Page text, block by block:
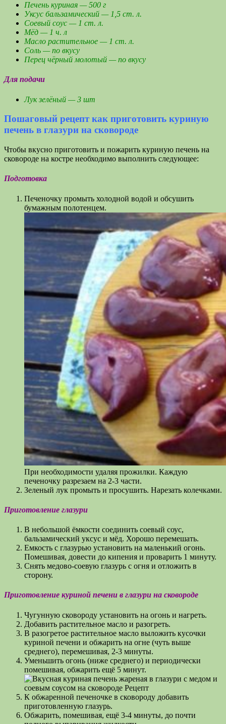
Печень куриная — 500 г
Уксус бальзамический — 1,5 ст. л.
Соевый соус — 1 ст. л.
Мёд — 1 ч. л
Масло растительное — 1 ст. л.
Соль — по вкусу
Перец чёрный молотый — по вкусу
Для подачи
Лук зелёный — 3 шт
Пошаговый рецепт как приготовить куриную
печень в глазури на сковороде
Чтобы вкусно приготовить и пожарить куриную печень на
сковороде на костре необходимо выполнить следующее:
Подготовка
Печеночку промыть холодной водой и обсушить
бумажным полотенцем.
При необходимости удаляя прожилки. Каждую
печеночку разрезаем на 2-3 части.
Зеленый лук промыть и просушить. Нарезать колечками.
Приготовление глазури
В небольшой ёмкости соединить соевый соус,
бальзамический уксус и мёд. Хорошо перемешать.
Емкость с глазурью установить на маленький огонь.
Помешивая, довести до кипения и проварить 1 минуту.
Снять медово-соевую глазурь с огня и отложить в
сторону.
Приготовление куриной печени в глазури на сковороде
Чугунную сковороду установить на огонь и нагреть.
Добавить растительное масло и разогреть.
В разогретое растительное масло выложить кусочки
куриной печени и обжарить на огне (чуть выше
среднего), перемешивая, 2-3 минуты.
Уменьшить огонь (ниже среднего) и периодически
помешивая, обжарить ещё 5 минут.
К обжаренной печеночке в сковороду добавить
приготовленную глазурь.
Обжарить, помешивая, ещё 3-4 минуты, до почти